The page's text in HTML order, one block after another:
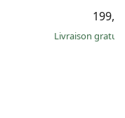
Livraison